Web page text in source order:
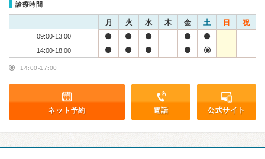
診療時間
月 火 水 木 金 土 日 祝
09:00-13:00
14:00-18:00
14:00-17:00
ネット予約 電話 公式サイト